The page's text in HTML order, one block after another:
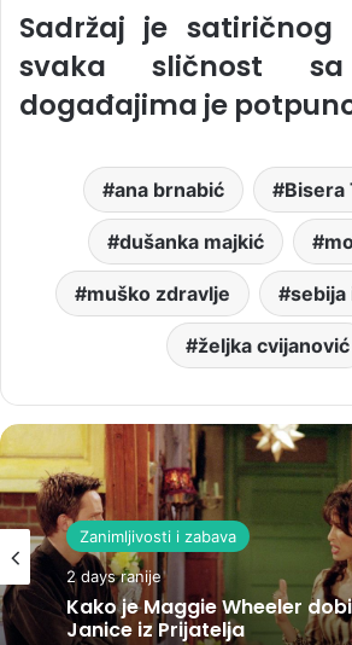
Sadržaj je
svaka sličnost
događajima je
ana brnabić Bisera
dušanka majkić
muško zdravlje sebija
željka cvijanović
Zanimljivosti i zabava
2 days ranije
Kako je Maggie Wheeler
Janice iz Prijatelja